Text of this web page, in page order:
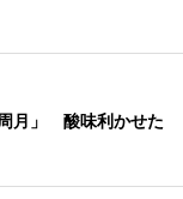
月」 酸味利かせた